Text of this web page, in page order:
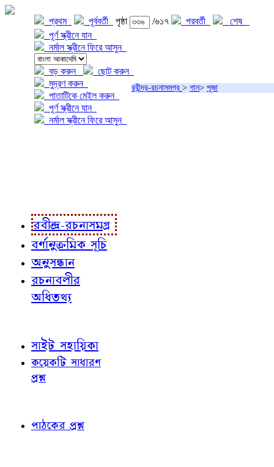
প্রথম পূর্ববর্তী পৃষ্ঠা /৬১৭ পরবর্তী
শেষ
পূর্ণ স্ক্রীনে যান
নর্মাল স্ক্রীনে ফিরে আসুন
বড় করুন
ছোট করুন
মুদ্রণ করুন
পাতাটিকে মেইল করুন
পূর্ণ স্ক্রীনে যান
নর্মাল স্ক্রীনে ফিরে আসুন
রবীন্দ্র-রচনাসমগ্র > গান> পূজা
রবীন্দ্র-রচনাসমগ্র
বর্ণানুক্রমিক সূচি
অনুসন্ধান
রচনাবলীর
অধিতথ্য
সাইট সহায়িকা
কয়েকটি সাধারণ
প্রশ্ন
পাঠকের প্রশ্ন